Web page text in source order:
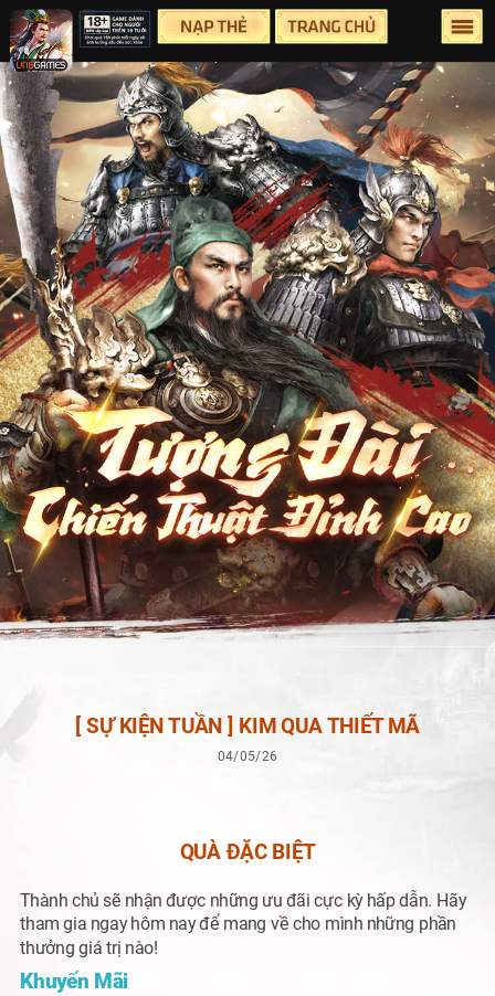
[ SỰ KIỆN TUẦN ] KIM QUA THIẾT MÃ
04/05/26
QUÀ ĐẶC BIỆT
Thành chủ sẽ nhận được những ưu đãi cực kỳ hấp dẫn. Hãy
tham gia ngay hôm nay để mang về cho mình những phần
thưởng giá trị nào!
Khuyến Mãi
Lên Đầu Trang
Trang chủ
Tin tức
Sự Kiện
Group
Facebook
Youtube
Hỗ Trợ
Điều Khoản